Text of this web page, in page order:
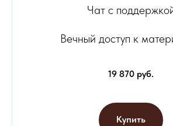
Чат с
Вечный доступ к
19 870 руб.
Купить